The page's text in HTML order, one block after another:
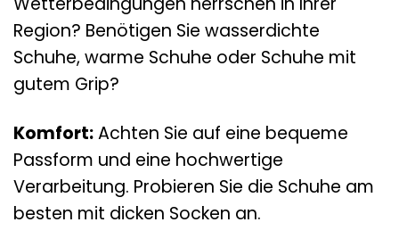
Region? Benötigen Sie wasserdichte
Schuhe, warme Schuhe oder Schuhe mit
gutem Grip?
Komfort:Achten Sie auf eine bequeme
Passform und eine hochwertige
Verarbeitung. Probieren Sie die Schuhe am
besten mit dicken Socken an.